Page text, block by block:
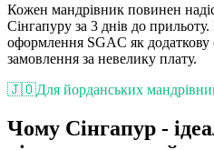
Кожен мандрівник повинен
Сінгапуру за 3 днів до
оформлення SGAC як
замовлення за невелику плату.
🇯🇴Для йорданських
Чому Сінгапур -